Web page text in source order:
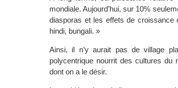
mondiale. Aujourd’hui, sur 10%
diasporas et les effets de croissance
hindi, bungali. »
Ainsi, il n’y aurait pas de village
polycentrique nourrit des cultures du
dont on a le désir.